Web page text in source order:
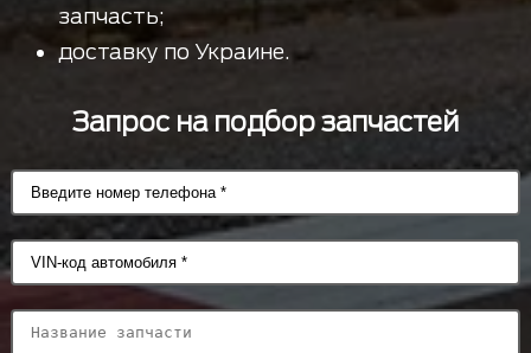
запчасть;
доставку по Украине.
Запрос на подбор запчастей